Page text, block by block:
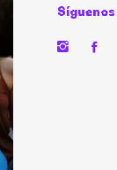
Síguenos